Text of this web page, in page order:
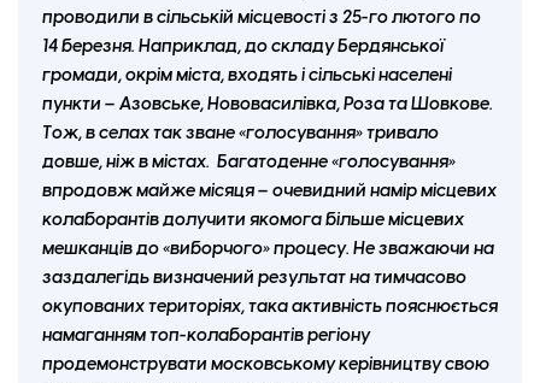
проводили в сільській місцевості з 25-го лютого по
14 березня. Наприклад, до складу Бердянської
громади, окрім міста, входять і сільські населені
пункти – Азовське, Нововасилівка, Роза та Шовкове.
Тож, в селах так зване «голосування» тривало
довше, ніж в містах. Багатоденне «голосування»
впродовж майже місяця – очевидний намір місцевих
колаборантів долучити якомога більше місцевих
мешканців до «виборчого» процесу. Не зважаючи на
заздалегідь визначений результат на тимчасово
окупованих територіях, така активність пояснюється
намаганням топ-колаборантів регіону
продемонструвати московському керівництву свою